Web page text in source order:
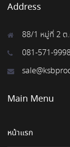
Address
88/1 หมู่ที่ 2 ต
081-571-
Main Menu
หน้าแรก